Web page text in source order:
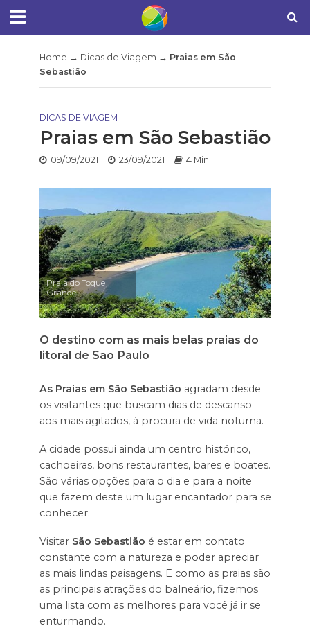
Home → Dicas de Viagem → Praias em São
Sebastião
DICAS DE VIAGEM
Praias em São Sebastião
09/09/2021 23/09/2021 4 Min
Praia do Toque
Grande
O destino com as mais belas praias do
litoral de São Paulo
As Praias em São Sebastião agradam desde
os visitantes que buscam dias de descanso
aos mais agitados, à procura de vida noturna.
A cidade possui ainda um centro histórico,
cachoeiras, bons restaurantes, bares e boates.
São várias opções para o dia e para a noite
que fazem deste um lugar encantador para se
conhecer.
Visitar São Sebastião é estar em contato
constante com a natureza e poder apreciar
as mais lindas paisagens. E como as praias são
as principais atrações do balneário, fizemos
uma lista com as melhores para você já ir se
enturmando.